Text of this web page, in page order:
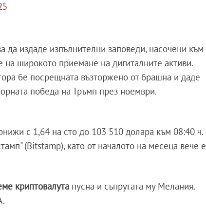
да издаде изпълнителни заповеди, насочени към
на широкото приемане на дигиталните активи.
бе посрещната възторжено от брашна и даде
победа на Тръмп през ноември.
с 1,64 на сто до 103 510 долара към 08:40 ч.
(Bitstamp), като от началото на месеца вече е
криптовалута пусна и съпругата му Мелания.